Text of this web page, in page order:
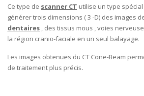
Ce type de scanner CT utilise un type
générer trois dimensions ( 3 -D) des images
dentaires , des tissus mous , voies
la région cranio-faciale en un seul balayage.
Les images obtenues du CT Cone-Beam
de traitement plus précis.